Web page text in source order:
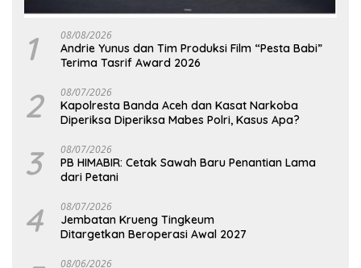
1 08/08/2026
Andrie Yunus dan Tim Produksi Film “Pesta Babi”
Terima Tasrif Award 2026
2 08/07/2026
Kapolresta Banda Aceh dan Kasat Narkoba
Diperiksa Diperiksa Mabes Polri, Kasus Apa?
3 08/07/2026
PB HIMABIR: Cetak Sawah Baru Penantian Lama
dari Petani
4 08/07/2026
Jembatan Krueng Tingkeum
Ditargetkan Beroperasi Awal 2027
08/06/2026